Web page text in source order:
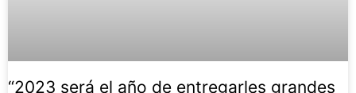
“2023 será el año de entregarles grandes